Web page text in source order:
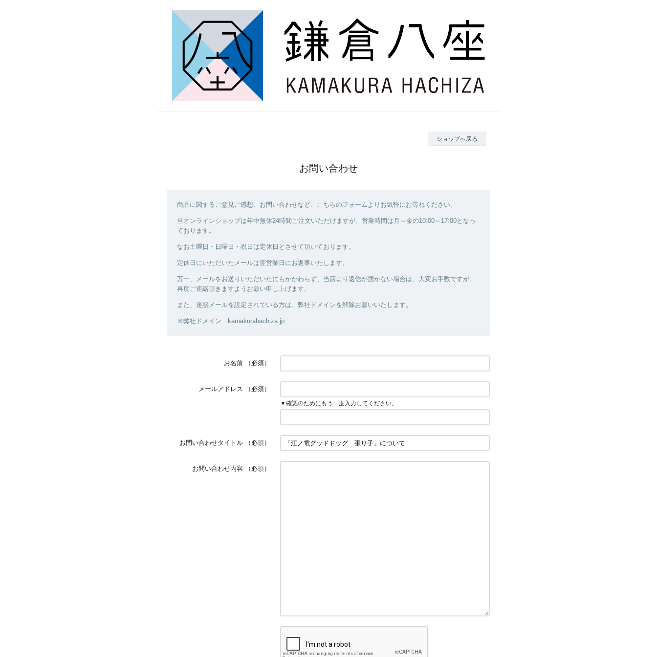
ショップへ戻る
お問い合わせ
商品に関するご意見ご感想、お問い合わせなど、こちらのフォームよりお気軽にお尋ねください。
当オンラインショップは年中無休24時間ご注文いただけますが、営業時間は月～金の10:00～17:00となっ
ております。
なお土曜日・日曜日・祝日は定休日とさせて頂いております。
定休日にいただいたメールは翌営業日にお返事いたします。
万一、メールをお送りいただいたにもかかわらず、当店より返信が届かない場合は、大変お手数ですが、
再度ご連絡頂きますようお願い申し上げます。
また、迷惑メールを設定されている方は、弊社ドメインを解除お願いいたします。
※弊社ドメイン kamakurahachiza.jp
お名前 （必須）
メールアドレス （必須）
▼確認のためにもう一度入力してください。
お問い合わせタイトル （必須）
お問い合わせ内容 （必須）